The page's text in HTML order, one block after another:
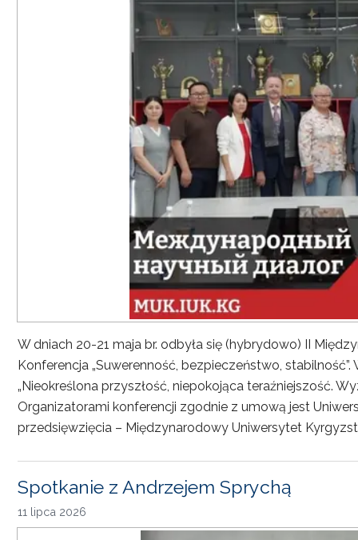
W dniach 20-21 maja br. odbyła się (hybrydowo) II
Konferencja „Suwerenność, bezpieczeństwo,
„Nieokreślona przyszłość, niepokojąca teraźniejszość.
Organizatorami konferencji zgodnie z umową jest
przedsięwzięcia – Międzynarodowy Uniwersytet
Spotkanie z Andrzejem Sprychą
11 lipca 2026